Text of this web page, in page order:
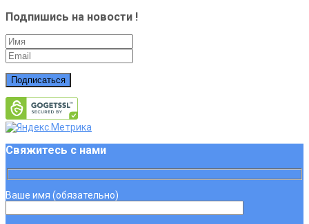
Подпишись на новости !
Подписаться
Свяжитесь с нами
Ваше имя (обязательно)